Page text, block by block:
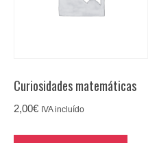
Curiosidades matemáticas
2,00€ IVA incluído